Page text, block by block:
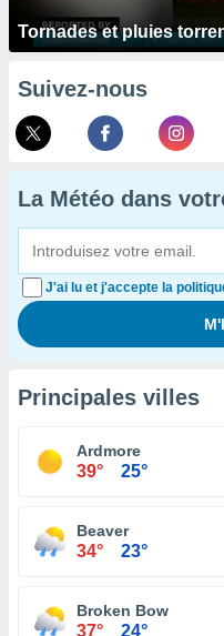
Tornades et pluies
Suivez-nous
La Météo dans
J'ai lu et j'accepte la
Principales villes
Ardmore
39° 25°
Beaver
34° 23°
Broken Bow
37° 24°